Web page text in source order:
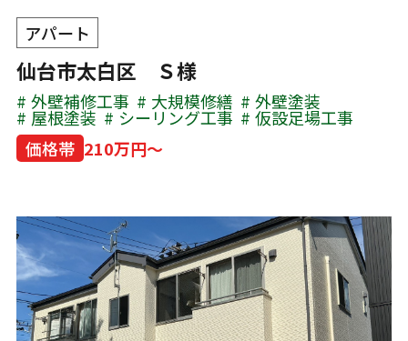
アパート
仙台市太白区 Ｓ様
外壁補修工事 大規模修繕 外壁塗装
屋根塗装 シーリング工事
仮設足場工事
価格帯 210万円～